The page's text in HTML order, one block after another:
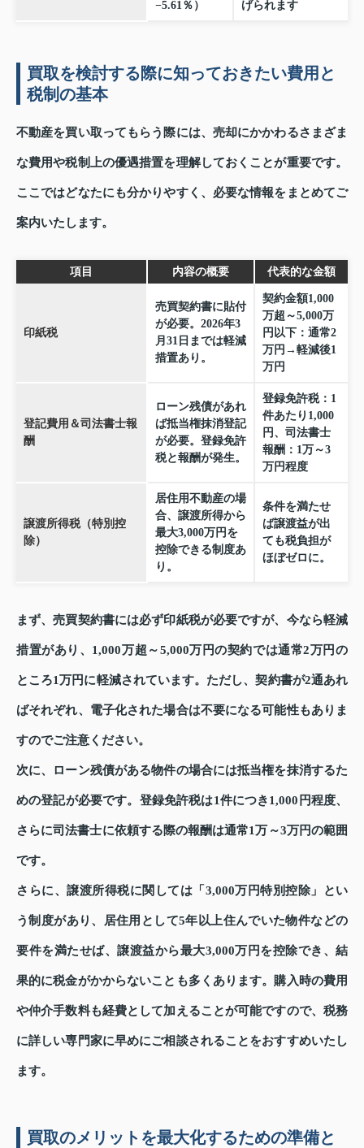
−5.61％） げられます
買取を検討する際に知っておきたい費用と
税制の基本
不動産を買い取ってもらう際には、売却にかかわるさまざま
な費用や税制上の優遇措置を理解しておくことが重要です。
ここではどなたにも分かりやすく、必要な情報をまとめてご
案内いたします。
項目 内容の概要 代表的な金額
印紙税
売買契約書に貼付
が必要。2026年3
月31日までは軽減
措置あり。
契約金額1,000
万超～5,000万
円以下：通常2
万円→軽減後1
万円
登記費用＆司法書士報
酬
ローン残債があれ
ば抵当権抹消登記
が必要。登録免許
税と報酬が発生。
登録免許税：1
件あたり1,000
円、司法書士
報酬：1万～3
万円程度
譲渡所得税（特別控
除）
居住用不動産の場
合、譲渡所得から
最大3,000万円を
控除できる制度あ
り。
条件を満たせ
ば譲渡益が出
ても税負担が
ほぼゼロに。
まず、売買契約書には必ず印紙税が必要ですが、今なら軽減
措置があり、1,000万超～5,000万円の契約では通常2万円の
ところ1万円に軽減されています。ただし、契約書が2通あれ
ばそれぞれ、電子化された場合は不要になる可能性もありま
すのでご注意ください。
次に、ローン残債がある物件の場合には抵当権を抹消するた
めの登記が必要です。登録免許税は1件につき1,000円程度、
さらに司法書士に依頼する際の報酬は通常1万～3万円の範囲
です。
さらに、譲渡所得税に関しては「3,000万円特別控除」とい
う制度があり、居住用として5年以上住んでいた物件などの
要件を満たせば、譲渡益から最大3,000万円を控除でき、結
果的に税金がかからないことも多くあります。購入時の費用
や仲介手数料も経費として加えることが可能ですので、税務
に詳しい専門家に早めにご相談されることをおすすめいたし
ます。
買取のメリットを最大化するための準備と